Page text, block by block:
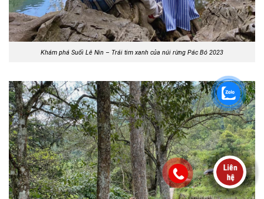
Khám phá Suối Lê Nin – Trái tim xanh của núi rừng Pác Bó 2023